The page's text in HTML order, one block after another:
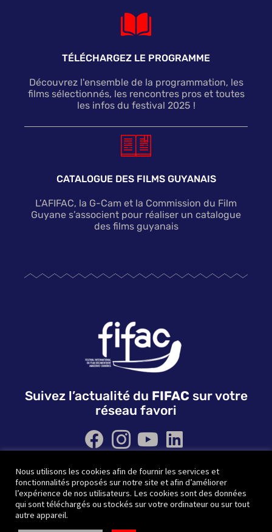
TÉLÉCHARGEZ LE PROGRAMME
Découvrez l'ensemble de la programmation, les
films sélectionnés, les rencontres pros et toutes
les infos du festival 2025 !
CATALOGUE DES FILMS GUYANAIS
L’AFIFAC, la G-Cam et la Commission du Film
Guyane s’associent pour réaliser un catalogue
des films guyanais
Suivez l’actualité du FIFAC sur votre
réseau favori
QUI SOMMES NOUS ? NOS PARTENAIRES
CONTACTEZ-NOUS
Nous utilisons les cookies afin de fournir les services et
fonctionnalités proposés sur notre site et afin d’améliorer
l’expérience de nos utilisateurs. Les cookies sont des données
qui sont téléchargés ou stockés sur votre ordinateur ou sur tout
autre appareil.